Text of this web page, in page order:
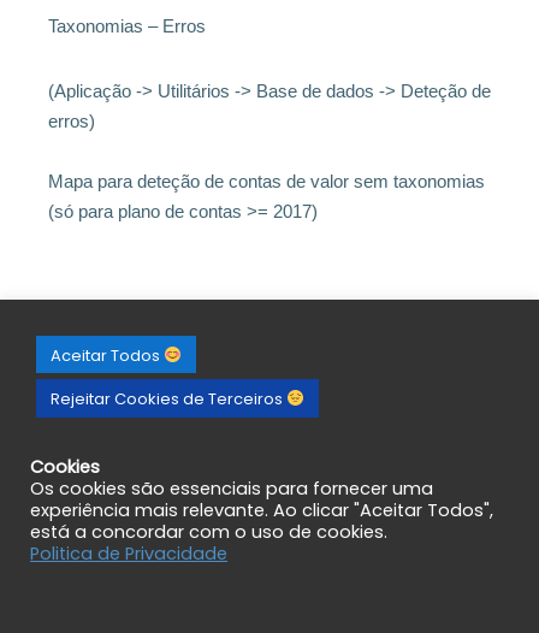
Taxonomias – Erros
(Aplicação -> Utilitários -> Base de dados -> Deteção de
erros)
Mapa para deteção de contas de valor sem taxonomias
(só para plano de contas >= 2017)
Aceitar Todos
Rejeitar Cookies de Terceiros
Cookies
Os cookies são essenciais para fornecer uma
experiência mais relevante. Ao clicar "Aceitar Todos",
está a concordar com o uso de cookies.
Politica de Privacidade